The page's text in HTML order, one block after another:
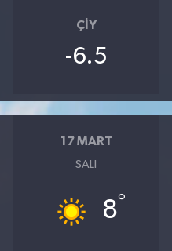
ÇIY
-6.5
17 MART
SALI
8°